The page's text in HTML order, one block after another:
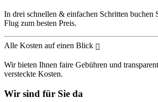
In drei schnellen & einfachen Schritten buchen
Flug zum besten Preis.
Alle Kosten auf einen Blick
Wir bieten Ihnen faire Gebühren und
versteckte Kosten.
Wir sind für Sie da